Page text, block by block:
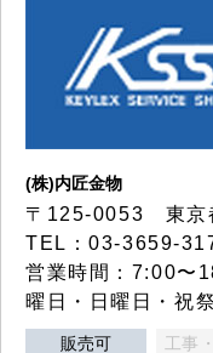
(株)内匠金物
〒125-0053 東京
TEL：03-3659-
営業時間：7:00〜
曜日・日曜日・祝
販売可 工事